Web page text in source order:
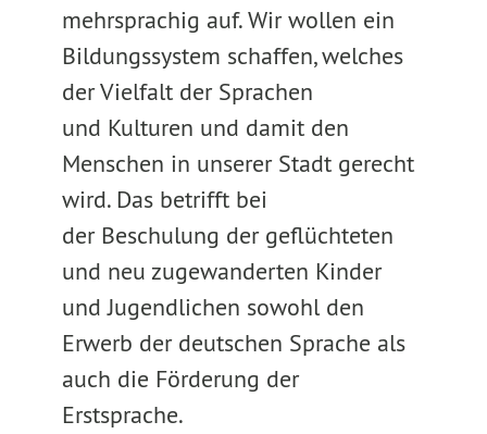
mehrsprachig auf. Wir wollen ein
Bildungssystem schaffen, welches
der Vielfalt der Sprachen
und Kulturen und damit den
Menschen in unserer Stadt gerecht
wird. Das betrifft bei
der Beschulung der geflüchteten
und neu zugewanderten Kinder
und Jugendlichen sowohl den
Erwerb der deutschen Sprache als
auch die Förderung der
Erstsprache.